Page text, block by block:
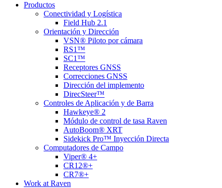
Productos
Conectividad y Logística
Field Hub 2.1
Orientación y Dirección
VSN® Piloto por cámara
RS1™
SC1™
Receptores GNSS
Correcciones GNSS
Dirección del implemento
DirecSteer™
Controles de Aplicación y de Barra
Hawkeye® 2
Módulo de control de tasa Raven
AutoBoom® XRT
Sidekick Pro™ Inyección Directa
Computadores de Campo
Viper® 4+
CR12®+
CR7®+
Work at Raven